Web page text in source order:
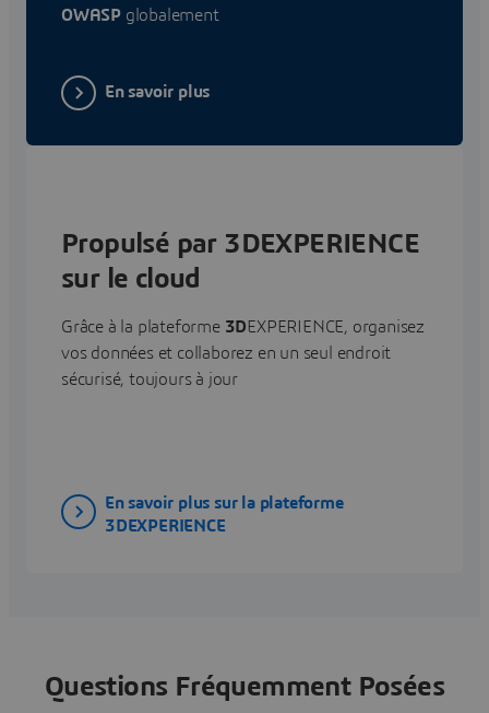
OWASP globalement
En savoir plus
Propulsé par 3DEXPERIENCE
sur le cloud
Grâce à la plateforme 3DEXPERIENCE, organisez
vos données et collaborez en un seul endroit
sécurisé, toujours à jour
En savoir plus sur la plateforme
3DEXPERIENCE
Questions Fréquemment Posées